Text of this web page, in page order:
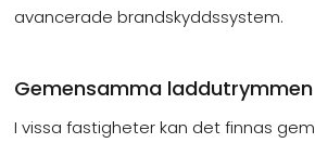
avancerade brandskyddssystem.
Gemensamma laddutrymmen
I vissa fastigheter kan det finnas